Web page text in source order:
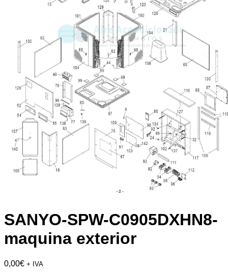
SANYO-SPW-C0905DXHN8-
maquina exterior
0,00€ + IVA